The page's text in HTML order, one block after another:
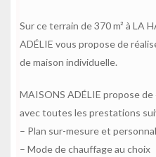
Sur ce terrain de 370 m² à LA
ADÉLIE vous propose de
de maison individuelle.
MAISONS ADÉLIE propose
avec toutes les prestations
– Plan sur-mesure et
– Mode de chauffage au choix